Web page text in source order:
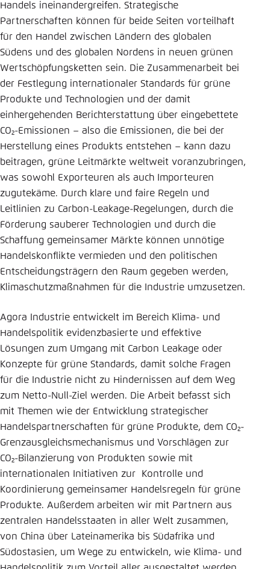
Handels ineinandergreifen. Strategische
Partnerschaften können für beide Seiten vorteilhaft
für den Handel zwischen Ländern des globalen
Südens und des globalen Nordens in neuen grünen
Wertschöpfungsketten sein. Die Zusammenarbeit bei
der Festlegung internationaler Standards für grüne
Produkte und Technologien und der damit
einhergehenden Berichterstattung über eingebettete
CO₂-Emissionen – also die Emissionen, die bei der
Herstellung eines Produkts entstehen – kann dazu
beitragen, grüne Leitmärkte weltweit voranzubringen,
was sowohl Exporteuren als auch Importeuren
zugutekäme. Durch klare und faire Regeln und
Leitlinien zu Carbon-Leakage-Regelungen, durch die
Förderung sauberer Technologien und durch die
Schaffung gemeinsamer Märkte können unnötige
Handelskonflikte vermieden und den politischen
Entscheidungsträgern den Raum gegeben werden,
Klimaschutzmaßnahmen für die Industrie umzusetzen.
Agora Industrie entwickelt im Bereich Klima- und
Handelspolitik evidenzbasierte und effektive
Lösungen zum Umgang mit Carbon Leakage oder
Konzepte für grüne Standards, damit solche Fragen
für die Industrie nicht zu Hindernissen auf dem Weg
zum Netto-Null-Ziel werden. Die Arbeit befasst sich
mit Themen wie der Entwicklung strategischer
Handelspartnerschaften für grüne Produkte, dem CO₂-
Grenzausgleichsmechanismus und Vorschlägen zur
CO₂-Bilanzierung von Produkten sowie mit
internationalen Initiativen zur Kontrolle und
Koordinierung gemeinsamer Handelsregeln für grüne
Produkte. Außerdem arbeiten wir mit Partnern aus
zentralen Handelsstaaten in aller Welt zusammen,
von China über Lateinamerika bis Südafrika und
Südostasien, um Wege zu entwickeln, wie Klima- und